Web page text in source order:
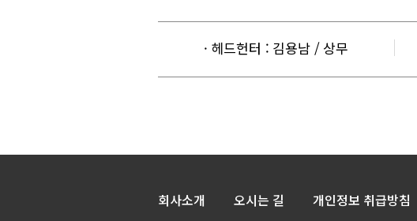
· 헤드헌터 : 김용남 / 상무
회사소개 오시는 길 개인정보 취급방침